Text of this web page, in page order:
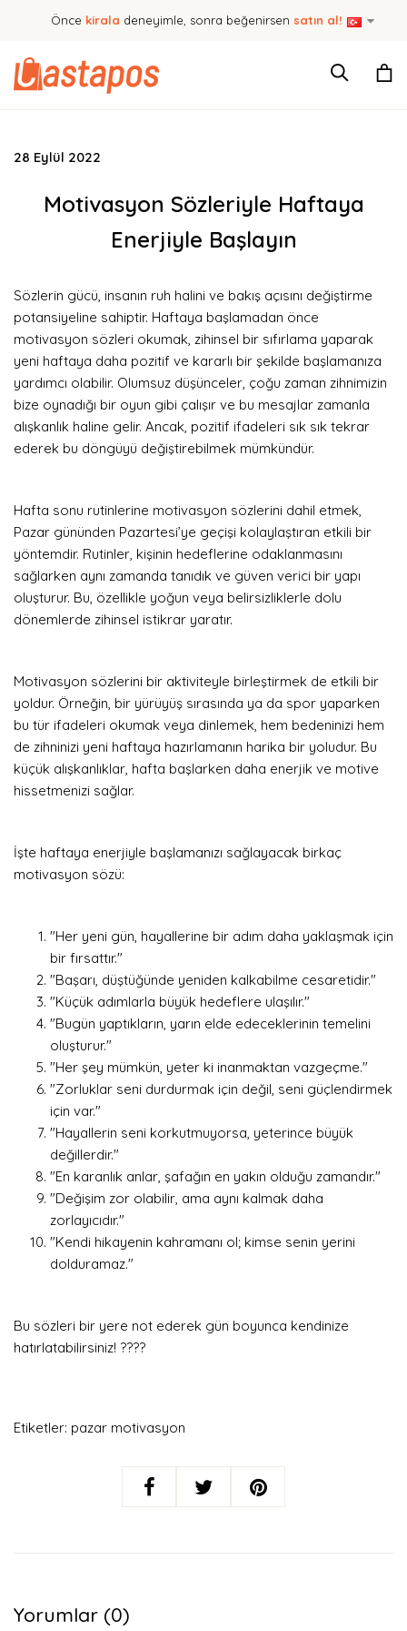
Önce kirala deneyimle, sonra beğenirsen satın al!
28 Eylül 2022
Motivasyon Sözleriyle Haftaya
Enerjiyle Başlayın
Sözlerin gücü, insanın ruh halini ve bakış açısını değiştirme
potansiyeline sahiptir. Haftaya başlamadan önce
motivasyon sözleri okumak, zihinsel bir sıfırlama yaparak
yeni haftaya daha pozitif ve kararlı bir şekilde başlamanıza
yardımcı olabilir. Olumsuz düşünceler, çoğu zaman zihnimizin
bize oynadığı bir oyun gibi çalışır ve bu mesajlar zamanla
alışkanlık haline gelir. Ancak, pozitif ifadeleri sık sık tekrar
ederek bu döngüyü değiştirebilmek mümkündür.
Hafta sonu rutinlerine motivasyon sözlerini dahil etmek,
Pazar gününden Pazartesi’ye geçişi kolaylaştıran etkili bir
yöntemdir. Rutinler, kişinin hedeflerine odaklanmasını
sağlarken aynı zamanda tanıdık ve güven verici bir yapı
oluşturur. Bu, özellikle yoğun veya belirsizliklerle dolu
dönemlerde zihinsel istikrar yaratır.
Motivasyon sözlerini bir aktiviteyle birleştirmek de etkili bir
yoldur. Örneğin, bir yürüyüş sırasında ya da spor yaparken
bu tür ifadeleri okumak veya dinlemek, hem bedeninizi hem
de zihninizi yeni haftaya hazırlamanın harika bir yoludur. Bu
küçük alışkanlıklar, hafta başlarken daha enerjik ve motive
hissetmenizi sağlar.
İşte haftaya enerjiyle başlamanızı sağlayacak birkaç
motivasyon sözü:
"Her yeni gün, hayallerine bir adım daha yaklaşmak için
bir fırsattır."
"Başarı, düştüğünde yeniden kalkabilme cesaretidir."
"Küçük adımlarla büyük hedeflere ulaşılır."
"Bugün yaptıkların, yarın elde edeceklerinin temelini
oluşturur."
"Her şey mümkün, yeter ki inanmaktan vazgeçme."
"Zorluklar seni durdurmak için değil, seni güçlendirmek
için var."
"Hayallerin seni korkutmuyorsa, yeterince büyük
değillerdir."
"En karanlık anlar, şafağın en yakın olduğu zamandır."
"Değişim zor olabilir, ama aynı kalmak daha
zorlayıcıdır."
"Kendi hikayenin kahramanı ol; kimse senin yerini
dolduramaz."
Bu sözleri bir yere not ederek gün boyunca kendinize
hatırlatabilirsiniz! ????
Etiketler: pazar motivasyon
Yorumlar (0)